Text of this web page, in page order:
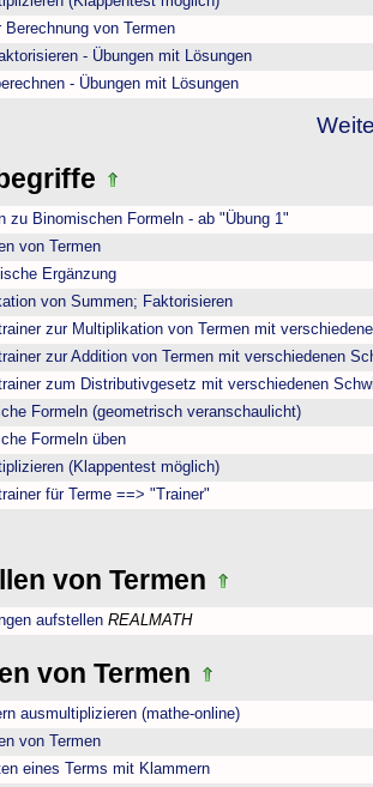
Berechnung von Termen
- Übungen mit Lösungen
- Übungen mit Lösungen
zu Binomischen Formeln - ab "Übung 1"
von Termen
Ergänzung
von Summen; Faktorisieren
zur Multiplikation von Termen mit
zur Addition von Termen mit verschiedenen
zum Distributivgesetz mit verschiedenen
Formeln (geometrisch veranschaulicht)
Formeln üben
(Klappentest möglich)
für Terme ==> "Trainer"
von Termen
aufstellen REALMATH
von Termen
ausmultiplizieren (mathe-online)
von Termen
eines Terms mit Klammern